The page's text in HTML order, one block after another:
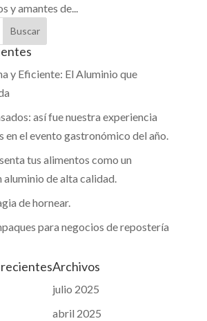
y amantes de...
y Eficiente: El Aluminio que
así fue nuestra experiencia
en el evento gastronómico del año.
tus alimentos como un
de alta calidad.
de hornear.
para negocios de repostería
Archivos
julio 2025
abril 2025